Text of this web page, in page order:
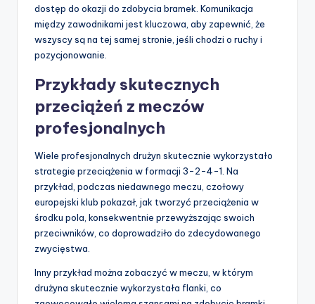
dostęp do okazji do zdobycia bramek. Komunikacja
między zawodnikami jest kluczowa, aby zapewnić, że
wszyscy są na tej samej stronie, jeśli chodzi o ruchy i
pozycjonowanie.
Przykłady skutecznych
przeciążeń z meczów
profesjonalnych
Wiele profesjonalnych drużyn skutecznie wykorzystało
strategie przeciążenia w formacji 3-2-4-1. Na
przykład, podczas niedawnego meczu, czołowy
europejski klub pokazał, jak tworzyć przeciążenia w
środku pola, konsekwentnie przewyższając swoich
przeciwników, co doprowadziło do zdecydowanego
zwycięstwa.
Inny przykład można zobaczyć w meczu, w którym
drużyna skutecznie wykorzystała flanki, co